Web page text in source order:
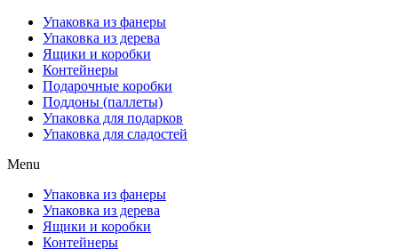
Упаковка из фанеры
Упаковка из дерева
Ящики и коробки
Контейнеры
Подарочные коробки
Поддоны (паллеты)
Упаковка для подарков
Упаковка для сладостей
Menu
Упаковка из фанеры
Упаковка из дерева
Ящики и коробки
Контейнеры